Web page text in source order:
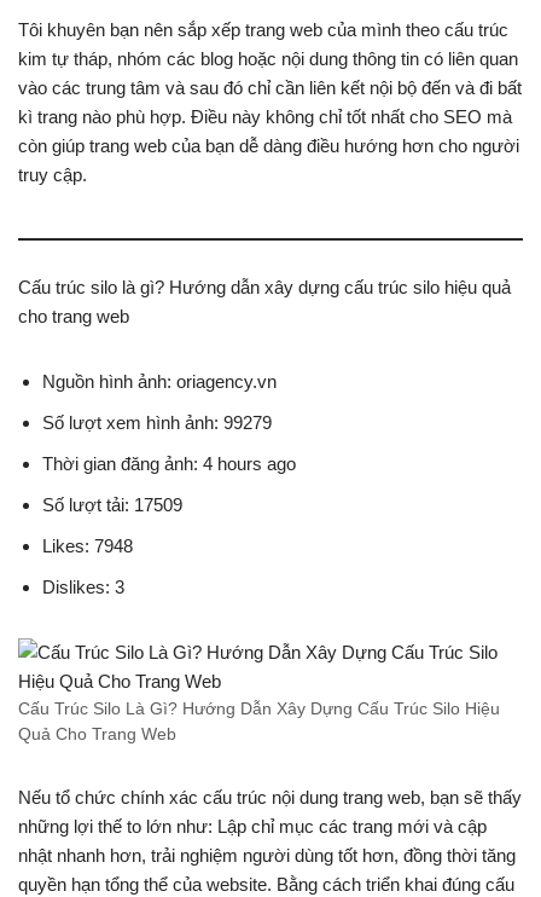
Tôi khuyên bạn nên sắp xếp trang web của mình theo cấu trúc
kim tự tháp, nhóm các blog hoặc nội dung thông tin có liên quan
vào các trung tâm và sau đó chỉ cần liên kết nội bộ đến và đi bất
kì trang nào phù hợp. Điều này không chỉ tốt nhất cho SEO mà
còn giúp trang web của bạn dễ dàng điều hướng hơn cho người
truy cập.
Cấu trúc silo là gì? Hướng dẫn xây dựng cấu trúc silo hiệu quả
cho trang web
Nguồn hình ảnh: oriagency.vn
Số lượt xem hình ảnh: 99279
Thời gian đăng ảnh: 4 hours ago
Số lượt tải: 17509
Likes: 7948
Dislikes: 3
Cấu Trúc Silo Là Gì? Hướng Dẫn Xây Dựng Cấu Trúc Silo Hiệu
Quả Cho Trang Web
Nếu tổ chức chính xác cấu trúc nội dung trang web, bạn sẽ thấy
những lợi thế to lớn như: Lập chỉ mục các trang mới và cập
nhật nhanh hơn, trải nghiệm người dùng tốt hơn, đồng thời tăng
quyền hạn tổng thể của website. Bằng cách triển khai đúng cấu